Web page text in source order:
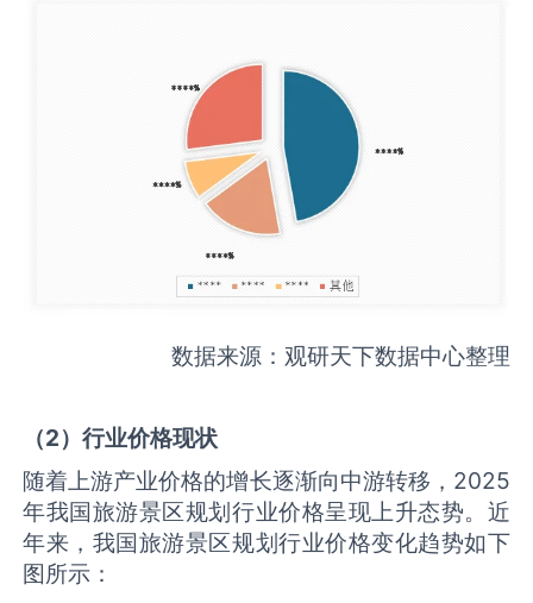
数据来源：观研天下数据中心整理
（2）行业价格现状
随着上游产业价格的增长逐渐向中游转移，2025
年我国旅游景区规划行业价格呈现上升态势。近
年来，我国旅游景区规划行业价格变化趋势如下
图所示：